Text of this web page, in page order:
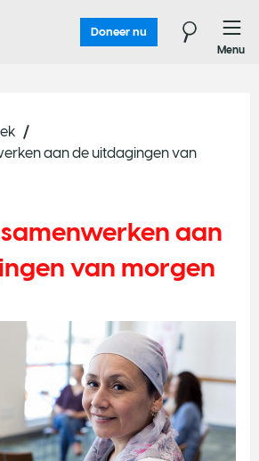
Doneer nu
Menu
aan de uitdagingen van
aan
van morgen